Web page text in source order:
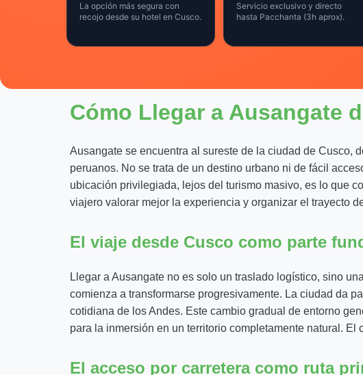
La opción más segura con
recojo desde su hotel en Cusco.
Servicio exclusivo y directo
hasta Pacchanta (3h aprox).
Cómo Llegar a Ausangate
Ausangate se encuentra al sureste de la ciudad de Cusco,
peruanos. No se trata de un destino urbano ni de fácil
ubicación privilegiada, lejos del turismo masivo, es lo que
viajero valorar mejor la experiencia y organizar el trayecto
El viaje desde Cusco como parte
Llegar a Ausangate no es solo un traslado logístico, sino
comienza a transformarse progresivamente. La ciudad da
cotidiana de los Andes. Este cambio gradual de entorno
para la inmersión en un territorio completamente natural.
El acceso por carretera como ruta